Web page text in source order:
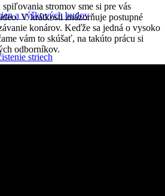
a výškových budov
striech
spiľovania stromov sme si pre vás
V krátkosti znázorňuje postupné
konárov. Keďže sa jedná o vysoko
vám to skúšať, na takúto prácu si
odborníkov.